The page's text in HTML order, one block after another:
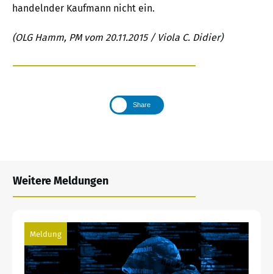
handelnder Kaufmann nicht ein.
(OLG Hamm, PM vom 20.11.2015 / Viola C. Didier)
Share
Weitere Meldungen
Meldung